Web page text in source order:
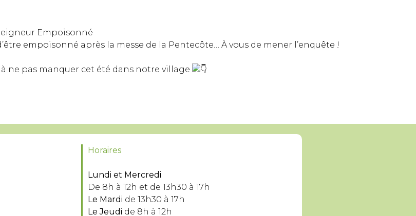
Empoisonné
empoisonné après la messe de la Pentecôte… À vous de mener l’enquête !
ne pas manquer cet été dans notre village
Horaires
Lundi et Mercredi
De 8h à 12h et de 13h30 à 17h
Le Mardi de 13h30 à 17h
Le Jeudi de 8h à 12h